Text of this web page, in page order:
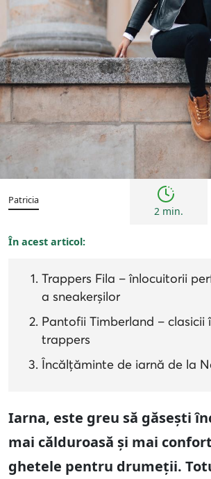
Femei
Patricia
2 min.
În acest articol:
Trappers Fila – înlocuitorii
a sneakerșilor
Pantofii Timberland – clasicii
trappers
Încălțăminte de iarnă de la
Iarna, este greu să găsești
mai călduroasă și mai
ghetele pentru drumeții.